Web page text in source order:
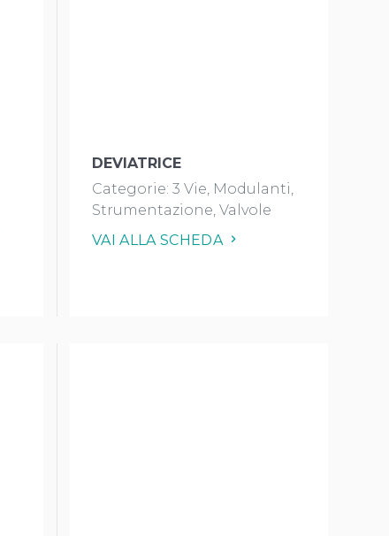
DEVIATRICE
Categorie:3 Vie Modulanti
Strumentazione Valvole
VAI ALLA SCHEDA